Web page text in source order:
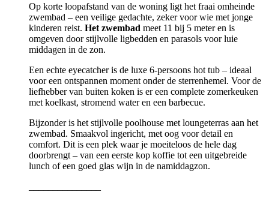
Op korte loopafstand van de woning ligt het fraai omheinde
zwembad – een veilige gedachte, zeker voor wie met jonge
kinderen reist. Het zwembad meet 11 bij 5 meter en is
omgeven door stijlvolle ligbedden en parasols voor luie
middagen in de zon.
Een echte eyecatcher is de luxe 6-persoons hot tub – ideaal
voor een ontspannen moment onder de sterrenhemel. Voor de
liefhebber van buiten koken is er een complete zomerkeuken
met koelkast, stromend water en een barbecue.
Bijzonder is het stijlvolle poolhouse met loungeterras aan het
zwembad. Smaakvol ingericht, met oog voor detail en
comfort. Dit is een plek waar je moeiteloos de hele dag
doorbrengt – van een eerste kop koffie tot een uitgebreide
lunch of een goed glas wijn in de namiddagzon.